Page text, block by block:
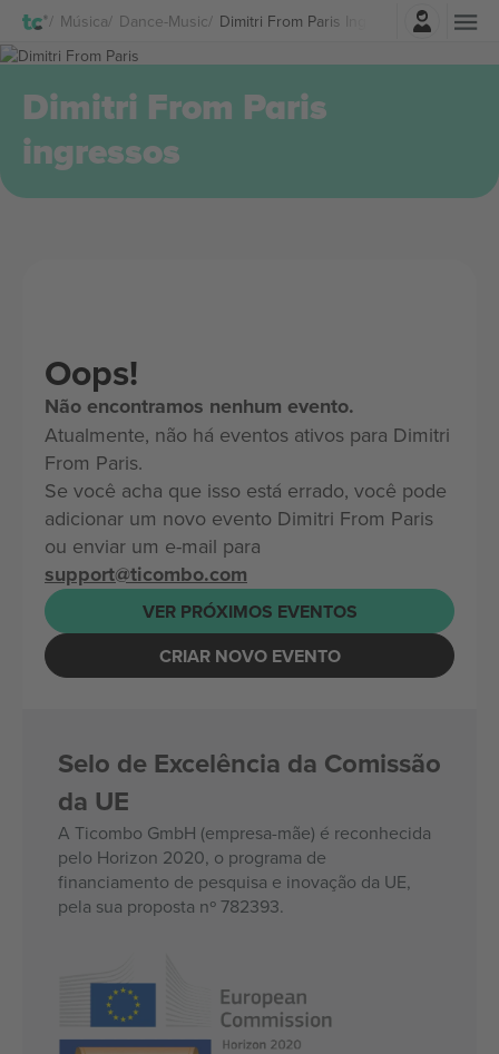
Música Dance-Music Dimitri From Paris Ingressos
Entrar
Dimitri From Paris
ingressos
Oops!
Não encontramos nenhum evento.
Atualmente, não há eventos ativos para Dimitri
From Paris.
Se você acha que isso está errado, você pode
adicionar um novo evento Dimitri From Paris
ou enviar um e-mail para
support@ticombo.com
VER PRÓXIMOS EVENTOS
CRIAR NOVO EVENTO
Selo de Excelência da Comissão
da UE
A Ticombo GmbH (empresa-mãe) é reconhecida
pelo Horizon 2020, o programa de
financiamento de pesquisa e inovação da UE,
pela sua proposta nº 782393.